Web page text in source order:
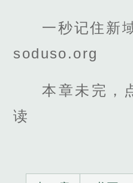
一秒记住新
soduso.org
本章未完，
读